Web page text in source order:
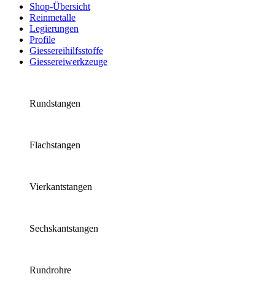
Shop-Übersicht
Reinmetalle
Legierungen
Profile
Giessereihilfsstoffe
Giessereiwerkzeuge
Rundstangen
Flachstangen
Vierkantstangen
Sechskantstangen
Rundrohre